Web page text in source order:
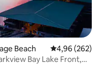
Beach Évaluation
4,96 (262)
Bay Lake Front,